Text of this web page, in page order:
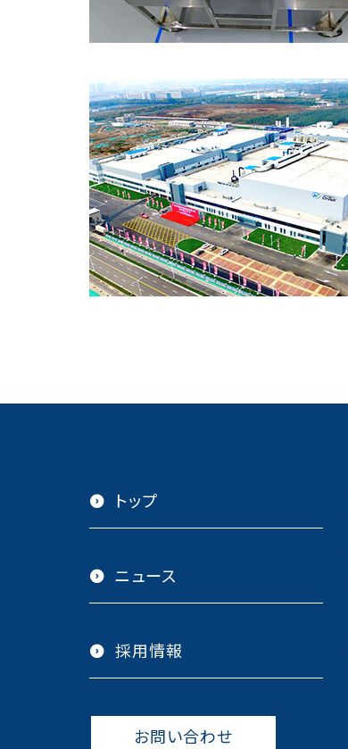
トップ
ニュース
採用情報
お問い合わせ